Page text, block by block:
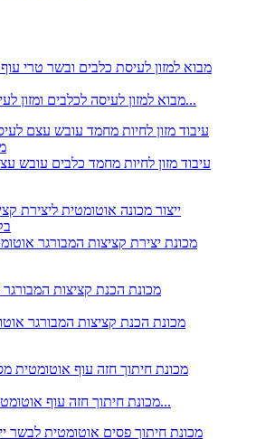
מבוא למזון לעיסה לכלבים ומזון לעיסה לעוף טרי...
עיבוד מזון לחיות מחמד כלבים עובש
מכונת יצירת קציצות המבורגר
מכונת הכנת קציצות המבורגר
מכונת חיתוך חזה עוף אוטומטית מסין עבור...